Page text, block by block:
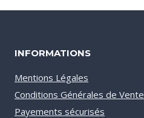
INFORMATIONS
Mentions Légales
Conditions Générales de Vente
Payements sécurisés